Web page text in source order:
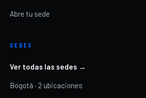
Abre tu sede
SEDES
Ver todas las sedes →
Bogotá · 2 ubicaciones